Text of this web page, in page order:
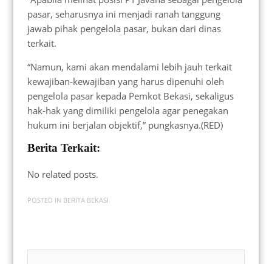
pasar, seharusnya ini menjadi ranah tanggung
jawab pihak pengelola pasar, bukan dari dinas
terkait.
“Namun, kami akan mendalami lebih jauh terkait
kewajiban-kewajiban yang harus dipenuhi oleh
pengelola pasar kepada Pemkot Bekasi, sekaligus
hak-hak yang dimiliki pengelola agar penegakan
hukum ini berjalan objektif,” pungkasnya.(RED)
Berita Terkait:
No related posts.
POSTED IN BERITA BEKASI